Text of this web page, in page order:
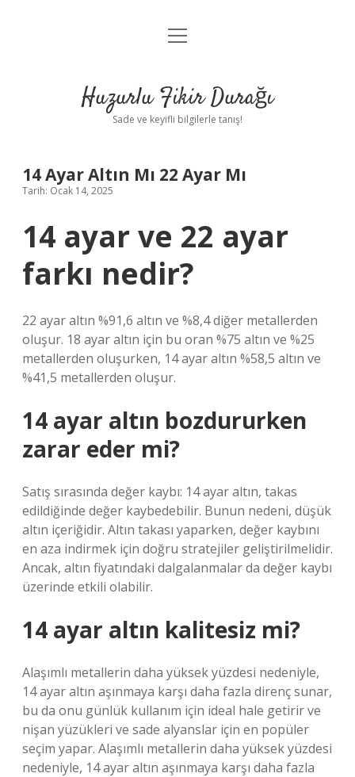
Anasayfa
Yasal Uyarı
menüyü
Huzurlu Fikir Durağı
Sade ve keyifli bilgilerle tanış!
14 Ayar Altın Mı 22 Ayar Mı
Tarih: Ocak 14, 2025
14 ayar ve 22 ayar
farkı nedir?
22 ayar altın %91,6 altın ve %8,4 diğer metallerden
oluşur. 18 ayar altın için bu oran %75 altın ve %25
metallerden oluşurken, 14 ayar altın %58,5 altın ve
%41,5 metallerden oluşur.
14 ayar altın bozdururken
zarar eder mi?
Satış sırasında değer kaybı: 14 ayar altın, takas
edildiğinde değer kaybedebilir. Bunun nedeni, düşük
altın içeriğidir. Altın takası yaparken, değer kaybını
en aza indirmek için doğru stratejiler geliştirilmelidir.
Ancak, altın fiyatındaki dalgalanmalar da değer kaybı
üzerinde etkili olabilir.
14 ayar altın kalitesiz mi?
Alaşımlı metallerin daha yüksek yüzdesi nedeniyle,
14 ayar altın aşınmaya karşı daha fazla direnç sunar,
bu da onu günlük kullanım için ideal hale getirir ve
nişan yüzükleri ve sade alyanslar için en popüler
seçim yapar. Alaşımlı metallerin daha yüksek yüzdesi
nedeniyle, 14 ayar altın aşınmaya karşı daha fazla